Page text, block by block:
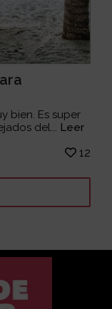
bien. Es super
del... Leer
12